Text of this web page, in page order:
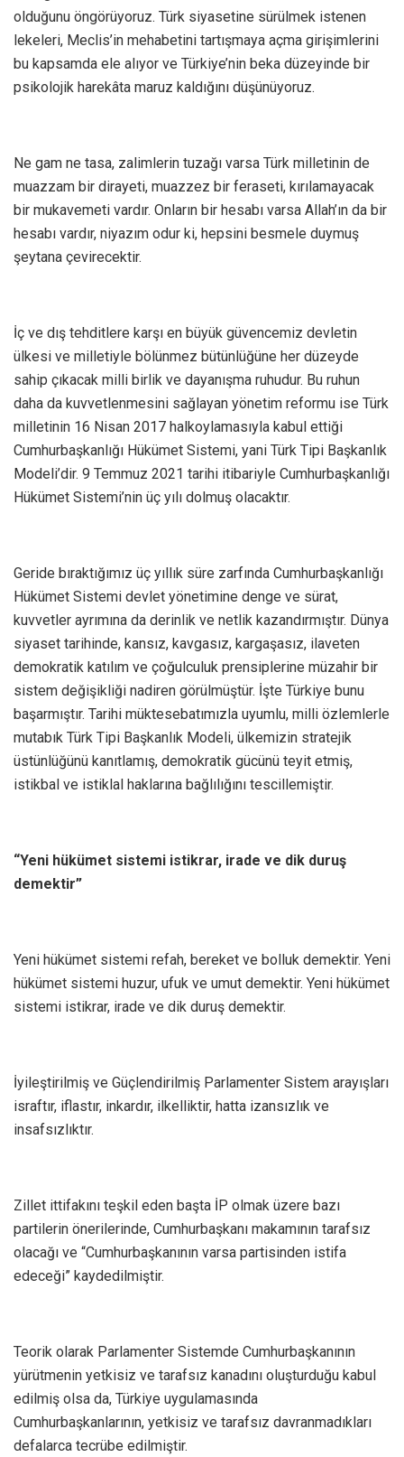
olduğunu öngörüyoruz. Türk siyasetine sürülmek istenen
lekeleri, Meclis’in mehabetini tartışmaya açma girişimlerini
bu kapsamda ele alıyor ve Türkiye’nin beka düzeyinde bir
psikolojik harekâta maruz kaldığını düşünüyoruz.
Ne gam ne tasa, zalimlerin tuzağı varsa Türk milletinin de
muazzam bir dirayeti, muazzez bir feraseti, kırılamayacak
bir mukavemeti vardır. Onların bir hesabı varsa Allah’ın da bir
hesabı vardır, niyazım odur ki, hepsini besmele duymuş
şeytana çevirecektir.
İç ve dış tehditlere karşı en büyük güvencemiz devletin
ülkesi ve milletiyle bölünmez bütünlüğüne her düzeyde
sahip çıkacak milli birlik ve dayanışma ruhudur. Bu ruhun
daha da kuvvetlenmesini sağlayan yönetim reformu ise Türk
milletinin 16 Nisan 2017 halkoylamasıyla kabul ettiği
Cumhurbaşkanlığı Hükümet Sistemi, yani Türk Tipi Başkanlık
Modeli’dir. 9 Temmuz 2021 tarihi itibariyle Cumhurbaşkanlığı
Hükümet Sistemi’nin üç yılı dolmuş olacaktır.
Geride bıraktığımız üç yıllık süre zarfında Cumhurbaşkanlığı
Hükümet Sistemi devlet yönetimine denge ve sürat,
kuvvetler ayrımına da derinlik ve netlik kazandırmıştır. Dünya
siyaset tarihinde, kansız, kavgasız, kargaşasız, ilaveten
demokratik katılım ve çoğulculuk prensiplerine müzahir bir
sistem değişikliği nadiren görülmüştür. İşte Türkiye bunu
başarmıştır. Tarihi müktesebatımızla uyumlu, milli özlemlerle
mutabık Türk Tipi Başkanlık Modeli, ülkemizin stratejik
üstünlüğünü kanıtlamış, demokratik gücünü teyit etmiş,
istikbal ve istiklal haklarına bağlılığını tescillemiştir.
“Yeni hükümet sistemi istikrar, irade ve dik duruş
demektir”
Yeni hükümet sistemi refah, bereket ve bolluk demektir. Yeni
hükümet sistemi huzur, ufuk ve umut demektir. Yeni hükümet
sistemi istikrar, irade ve dik duruş demektir.
İyileştirilmiş ve Güçlendirilmiş Parlamenter Sistem arayışları
israftır, iflastır, inkardır, ilkelliktir, hatta izansızlık ve
insafsızlıktır.
Zillet ittifakını teşkil eden başta İP olmak üzere bazı
partilerin önerilerinde, Cumhurbaşkanı makamının tarafsız
olacağı ve “Cumhurbaşkanının varsa partisinden istifa
edeceği” kaydedilmiştir.
Teorik olarak Parlamenter Sistemde Cumhurbaşkanının
yürütmenin yetkisiz ve tarafsız kanadını oluşturduğu kabul
edilmiş olsa da, Türkiye uygulamasında
Cumhurbaşkanlarının, yetkisiz ve tarafsız davranmadıkları
defalarca tecrübe edilmiştir.